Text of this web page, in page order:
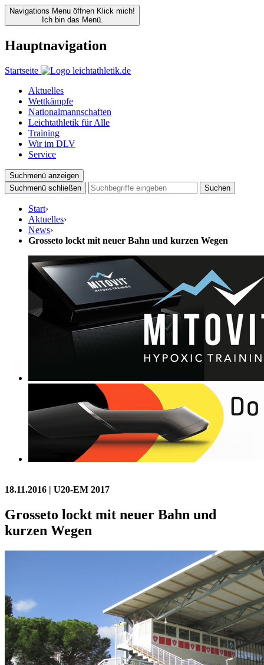
Navigations Menu öffnen Klick mich!
Ich bin das Menü.
Hauptnavigation
Startseite
Aktuelles
Wettkämpfe
Nationalmannschaften
Leichtathletik für Alle
Training
Wir im DLV
Service
Suchmenü anzeigen
Suchmenü schließen
Suchen
Start›
Aktuelles›
News›
Grosseto lockt mit neuer Bahn und kurzen Wegen
18.11.2016 | U20-EM 2017
Grosseto lockt mit neuer Bahn und
kurzen Wegen